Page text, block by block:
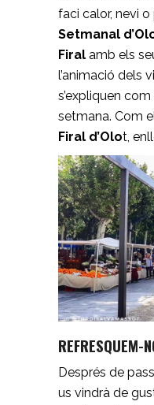
faci calor, nevi o
Setmanal
Firal amb els
l’animació dels
s’expliquen
setmana. Com
Firal d’Olot,
REFRESQUEM-
Després de
us vindrà de